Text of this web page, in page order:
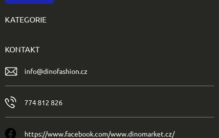
KATEGORIE
KONTAKT
info@dinofashion.cz
774 812 826
https://www.facebook.com/www.dinomarket.cz/